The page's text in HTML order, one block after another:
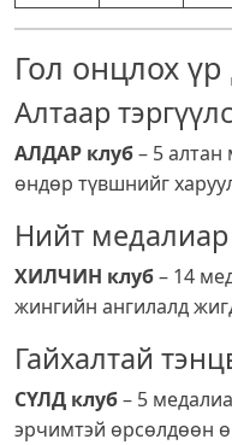
Гол онцлох үр
Алтаар
АЛДАР клуб– 5
өндөр түвшнийг
Нийт медалиар
ХИЛЧИН клуб– 14
жингийн ангилалд
Гайхалтай
СҮЛД клуб– 5
эрчимтэй өрсөлдөөн